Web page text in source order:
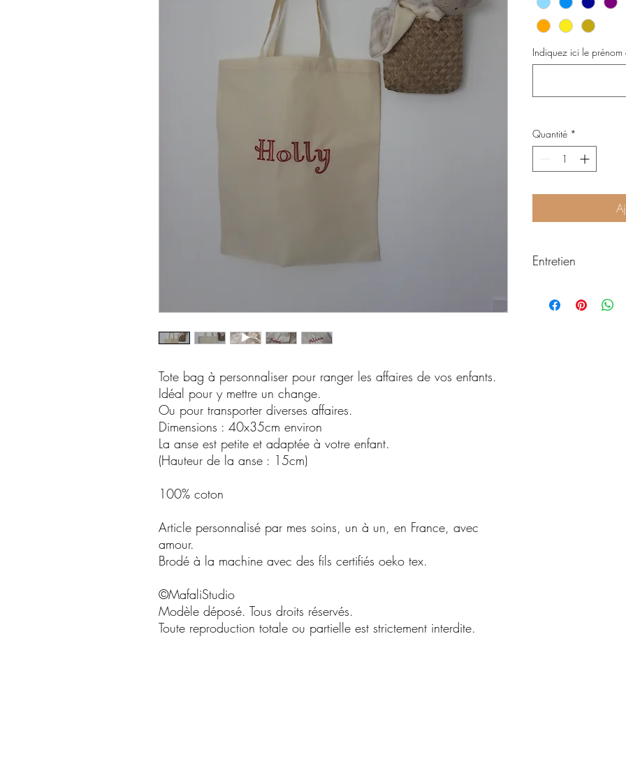
Tote bag à personnaliser pour ranger les affaires de vos enfants.
Idéal pour y mettre un change.
Ou pour transporter diverses affaires.
Dimensions : 40x35cm environ
La anse est petite et adaptée à votre enfant.
(Hauteur de la anse : 15cm)
100% coton
Article personnalisé par mes soins, un à un, en France, avec
amour.
Brodé à la machine avec des fils certifiés oeko tex.
©MafaliStudio
Modèle déposé. Tous droits réservés.
Toute reproduction totale ou partielle est strictement interdite.
Indiquez ici le
Quantité *
Entretien
aussi longtemps que